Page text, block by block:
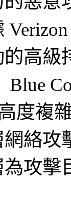
高級
Blue
度複
絡攻
攻擊